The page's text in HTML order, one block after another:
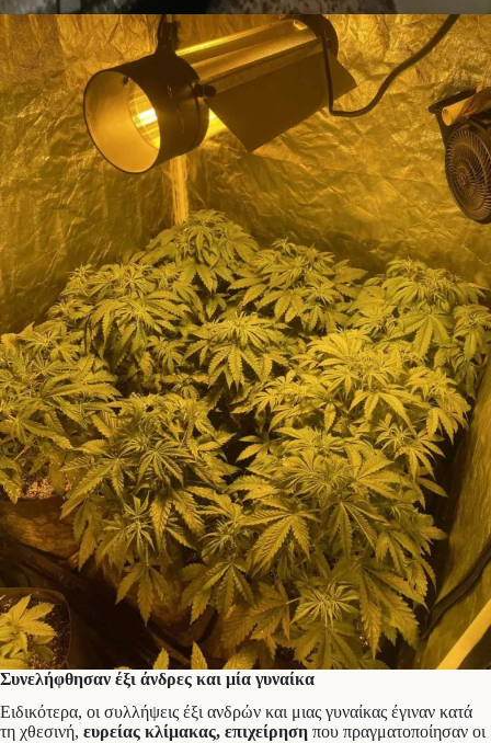
Συνελήφθησαν έξι άνδρες και μία γυναίκα
Ειδικότερα, οι συλλήψεις έξι ανδρών και μιας γυναίκας έγιναν κατά
τη χθεσινή, ευρείας κλίμακας, επιχείρηση που πραγματοποίησαν οι